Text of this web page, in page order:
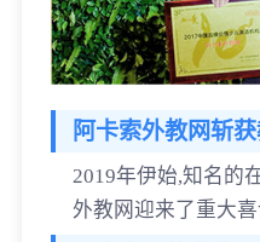
阿卡索外教网斩
2019年伊始,知名的
外教网迎来了重大